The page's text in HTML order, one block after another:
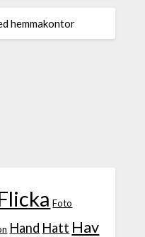
hemmakontor
Foto
Hand Hatt Hav